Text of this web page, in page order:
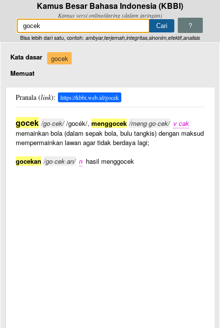
Kamus Besar Bahasa Indonesia (KBBI)
Kamus versi online/daring (dalam jaringan)
?
Bisa lebih dari satu, contoh: ambyar,terjemah,integritas,sinonim,efektif,analisis
Kata dasar
gocek
Memuat
Pranala (link): https://kbbi.web.id/gocek
gocek /go·cek//gocék/, menggocek /meng·go·cek/ v cak
memainkan bola (dalam sepak bola, bulu tangkis) dengan maksud
mempermainkan lawan agar tidak berdaya lagi;
gocekan /go·cek·an/ n hasil menggocek